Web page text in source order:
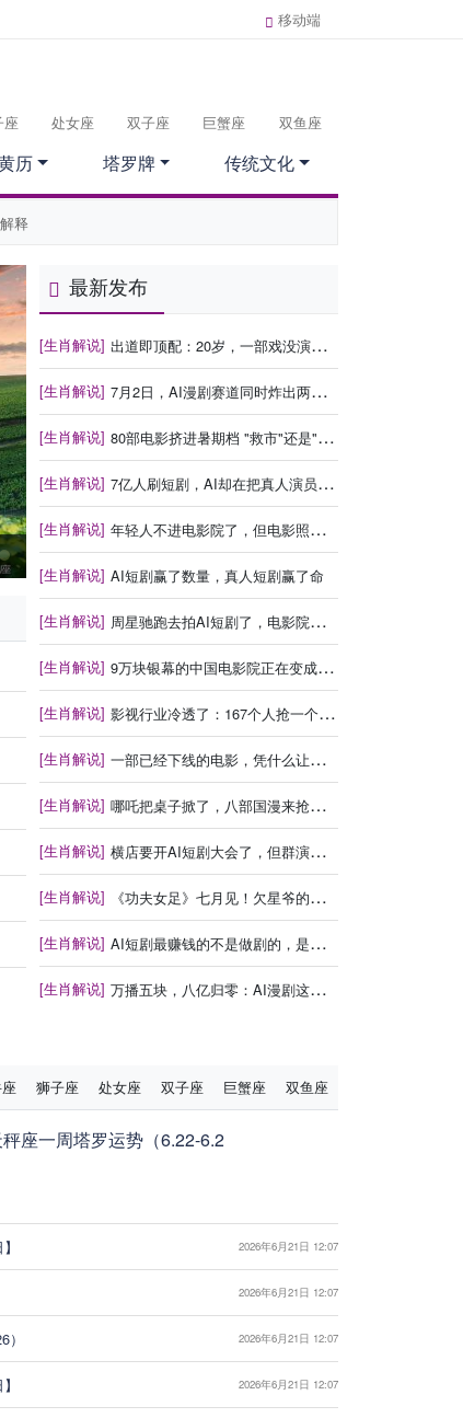
移动端
座 处女座 双子座 巨蟹座 双鱼座
解释
历 塔罗牌 传统文化
最新发布
[生肖解说] 出道即顶配：20岁，一部戏没演过，黄多多凭什么搭档王一博汤唯？
[生肖解说] 7月2日，AI漫剧赛道同时炸出两颗雷：这个行业疯了
[生肖解说] 80部电影挤进暑期档 "救市"还是"找死"？
[生肖解说] 7亿人刷短剧，AI却在把真人演员逼上绝路
[生肖解说] 年轻人不进电影院了，但电影照样有人看
[生肖解说] AI短剧赢了数量，真人短剧赢了命
[生肖解说] 周星驰跑去拍AI短剧了，电影院还剩什么？
[生肖解说] 9万块银幕的中国电影院正在变成什么？
[生肖解说] 影视行业冷透了：167个人抢一个活，顶流演员台上求工作
[生肖解说] 一部已经下线的电影，凭什么让陈道明袁和平吴京跑一趟兰州
[生肖解说] 哪吒把桌子掀了，八部国漫来抢饭碗了
[生肖解说] 横店要开AI短剧大会了，但群演们已经不关心了
[生肖解说] 《功夫女足》七月见！欠星爷的电影票，这次终于能还了
[生肖解说] AI短剧最赚钱的不是做剧的，是卖算力、卖模型、卖工具的
[生肖解说] 万播五块，八亿归零：AI漫剧这场暴富梦，该醒了
狮子座 处女座 双子座 巨蟹座 双鱼座
座一周塔罗运势（6.22-6.2
2026年6月21日 12:07
2026年6月21日 12:07
2026年6月21日 12:07
2026年6月21日 12:07